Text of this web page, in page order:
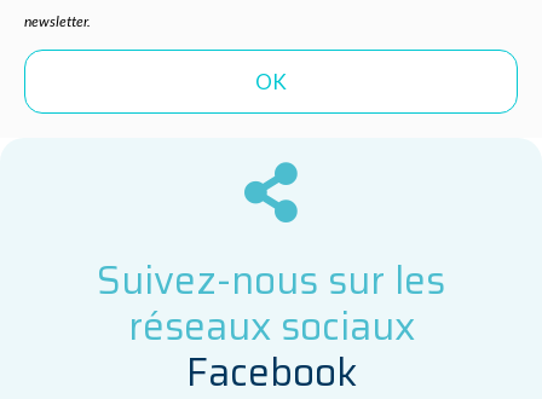
newsletter.
Suivez-nous sur les
réseaux sociaux
Facebook